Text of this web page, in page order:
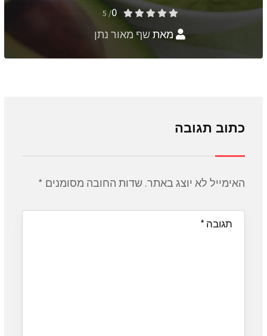
0
/ 5
מאתשף מאור נתן
כתוב תגובה
האימייל לא יוצג באתר. שדות החובה מסומנים *